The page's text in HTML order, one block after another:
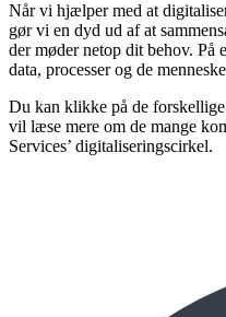
Når vi hjælper med at
gør vi en dyd ud af at
der møder netop dit behov. På
data, processer og de
Du kan klikke på de
vil læse mere om de mange
Services’ digitaliseringscirkel.